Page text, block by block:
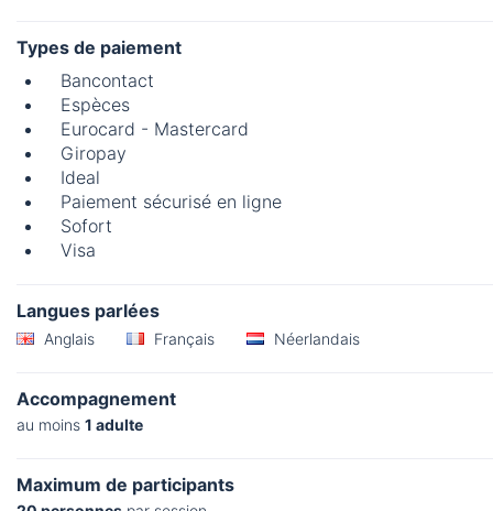
Types de paiement
Bancontact
Espèces
Eurocard - Mastercard
Giropay
Ideal
Paiement sécurisé en ligne
Sofort
Visa
Langues parlées
Anglais Français Néerlandais
Accompagnement
au moins 1 adulte
Maximum de participants